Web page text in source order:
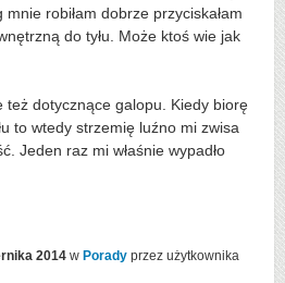
mnie robiłam dobrze przyciskałam
do tyłu. Może ktoś wie jak
też dotycznące galopu. Kiedy biorę
to wtedy strzemię luźno mi zwisa
Jeden raz mi właśnie wypadło
2014 w Porady przez użytkownika